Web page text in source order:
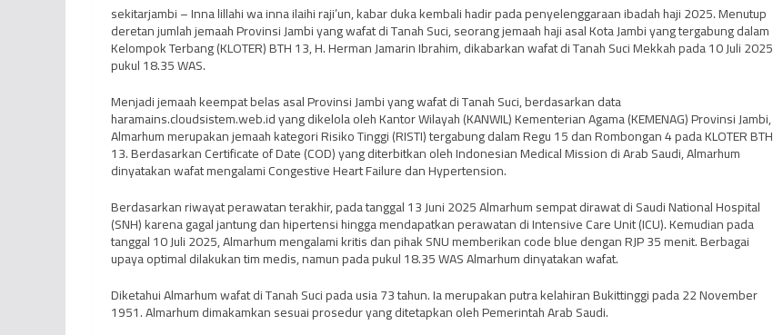
sekitarjambi – Inna lillahi wa inna ilaihi raji’un, kabar duka kembali hadir pada penyelenggaraan ibadah haji 2025. Menutup
deretan jumlah jemaah Provinsi Jambi yang wafat di Tanah Suci, seorang jemaah haji asal Kota Jambi yang tergabung dalam
Kelompok Terbang (KLOTER) BTH 13, H. Herman Jamarin Ibrahim, dikabarkan wafat di Tanah Suci Mekkah pada 10 Juli 2025
pukul 18.35 WAS.
Menjadi jemaah keempat belas asal Provinsi Jambi yang wafat di Tanah Suci, berdasarkan data
haramains.cloudsistem.web.id yang dikelola oleh Kantor Wilayah (KANWIL) Kementerian Agama (KEMENAG) Provinsi Jambi,
Almarhum merupakan jemaah kategori Risiko Tinggi (RISTI) tergabung dalam Regu 15 dan Rombongan 4 pada KLOTER BTH
13. Berdasarkan Certificate of Date (COD) yang diterbitkan oleh Indonesian Medical Mission di Arab Saudi, Almarhum
dinyatakan wafat mengalami Congestive Heart Failure dan Hypertension.
Berdasarkan riwayat perawatan terakhir, pada tanggal 13 Juni 2025 Almarhum sempat dirawat di Saudi National Hospital
(SNH) karena gagal jantung dan hipertensi hingga mendapatkan perawatan di Intensive Care Unit (ICU). Kemudian pada
tanggal 10 Juli 2025, Almarhum mengalami kritis dan pihak SNU memberikan code blue dengan RJP 35 menit. Berbagai
upaya optimal dilakukan tim medis, namun pada pukul 18.35 WAS Almarhum dinyatakan wafat.
Diketahui Almarhum wafat di Tanah Suci pada usia 73 tahun. Ia merupakan putra kelahiran Bukittinggi pada 22 November
1951. Almarhum dimakamkan sesuai prosedur yang ditetapkan oleh Pemerintah Arab Saudi.